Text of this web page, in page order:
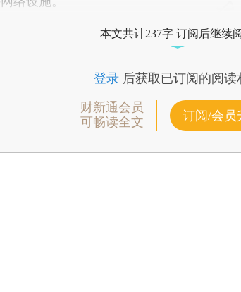
本文共计237字 订阅后继续
登录后获取已订阅的阅读
财新通会员
可畅读全文
订阅/会员